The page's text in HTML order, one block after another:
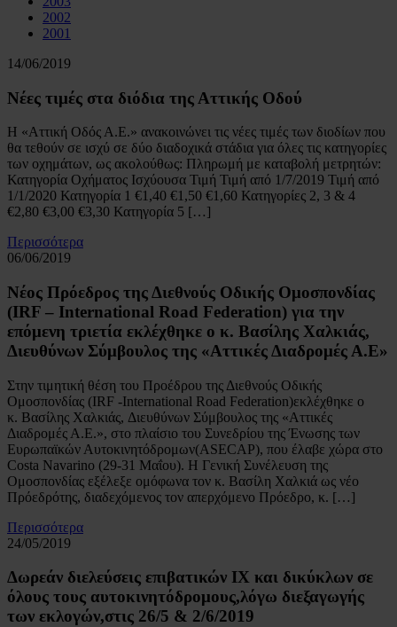
2002
2001
14/06/2019
Νέες τιμές στα διόδια της Αττικής Οδού
Η «Αττική Οδός Α.Ε.» ανακοινώνει τις νέες τιμές των διοδίων που
θα τεθούν σε ισχύ σε δύο διαδοχικά στάδια για όλες τις κατηγορίες
των οχημάτων, ως ακολούθως: Πληρωμή με καταβολή μετρητών:
Κατηγορία Οχήματος Ισχύουσα Τιμή Τιμή από 1/7/2019 Τιμή από
1/1/2020 Κατηγορία 1 €1,40 €1,50 €1,60 Κατηγορίες 2, 3 & 4
€2,80 €3,00 €3,30 Κατηγορία 5 […]
Περισσότερα
06/06/2019
Νέος Πρόεδρος της Διεθνούς Οδικής Ομοσπονδίας
(IRF – International Road Federation) για την
επόμενη τριετία εκλέχθηκε ο κ. Βασίλης Χαλκιάς,
Διευθύνων Σύμβουλος της «Αττικές Διαδρομές Α.Ε»
Στην τιμητική θέση του Προέδρου της Διεθνούς Οδικής
Ομοσπονδίας (IRF -International Road Federation)εκλέχθηκε o
κ. Βασίλης Χαλκιάς, Διευθύνων Σύμβουλος της «Αττικές
Διαδρομές Α.Ε.», στο πλαίσιο του Συνεδρίου της Ένωσης των
Ευρωπαϊκών Αυτοκινητόδρομων(ASECAP), που έλαβε χώρα στο
Costa Navarino (29-31 Μαΐου). Η Γενική Συνέλευση της
Ομοσπονδίας εξέλεξε ομόφωνα τον κ. Βασίλη Χαλκιά ως νέο
Πρόεδρότης, διαδεχόμενος τον απερχόμενο Πρόεδρο, κ. […]
Περισσότερα
24/05/2019
Δωρεάν διελεύσεις επιβατικών ΙΧ και δικύκλων σε
όλους τους αυτοκινητόδρομους,λόγω διεξαγωγής
των εκλογών,στις 26/5 & 2/6/2019